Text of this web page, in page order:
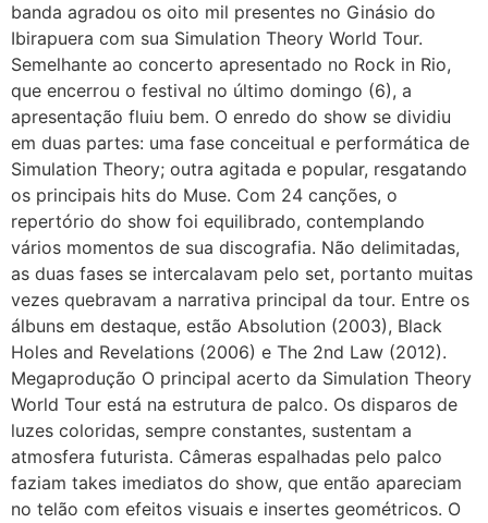
banda agradou os oito mil presentes no Ginásio do
Ibirapuera com sua Simulation Theory World Tour.
Semelhante ao concerto apresentado no Rock in Rio,
que encerrou o festival no último domingo (6), a
apresentação fluiu bem. O enredo do show se dividiu
em duas partes: uma fase conceitual e performática de
Simulation Theory; outra agitada e popular, resgatando
os principais hits do Muse. Com 24 canções, o
repertório do show foi equilibrado, contemplando
vários momentos de sua discografia. Não delimitadas,
as duas fases se intercalavam pelo set, portanto muitas
vezes quebravam a narrativa principal da tour. Entre os
álbuns em destaque, estão Absolution (2003), Black
Holes and Revelations (2006) e The 2nd Law (2012).
Megaprodução O principal acerto da Simulation Theory
World Tour está na estrutura de palco. Os disparos de
luzes coloridas, sempre constantes, sustentam a
atmosfera futurista. Câmeras espalhadas pelo palco
faziam takes imediatos do show, que então apareciam
no telão com efeitos visuais e insertes geométricos. O